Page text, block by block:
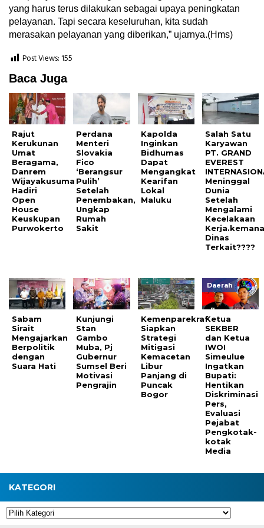
yang harus terus dilakukan sebagai upaya peningkatan
pelayanan. Tapi secara keseluruhan, kita sudah
merasakan pelayanan yang diberikan,” ujarnya.(Hms)
Post Views: 155
Baca Juga
Rajut
Kerukunan
Umat
Beragama,
Danrem
Wijayakusuma
Hadiri
Open
House
Keuskupan
Purwokerto
Perdana
Menteri
Slovakia
Fico
‘Berangsur
Pulih’
Setelah
Penembakan,
Ungkap
Rumah
Sakit
Kapolda
Inginkan
Bidhumas
Dapat
Mengangkat
Kearifan
Lokal
Maluku
Salah Satu
Karyawan
PT. GRAND
EVEREST
Meninggal
Dunia
Setelah
Mengalami
Kecelakaan
Dinas
Terkait????
Sabam
Sirait
Mengajarkan
Berpolitik
dengan
Suara Hati
Kunjungi
Stan
Gambo
Muba, Pj
Gubernur
Sumsel Beri
Motivasi
Pengrajin
Kemenparekraf
Siapkan
Strategi
Mitigasi
Kemacetan
Libur
Panjang di
Puncak
Bogor
Daerah
Ketua
SEKBER
dan Ketua
IWOI
Simeulue
Ingatkan
Bupati:
Hentikan
Diskriminasi
Pers,
Evaluasi
Pejabat
Pengkotak-
kotak
Media
KATEGORI
Kategori